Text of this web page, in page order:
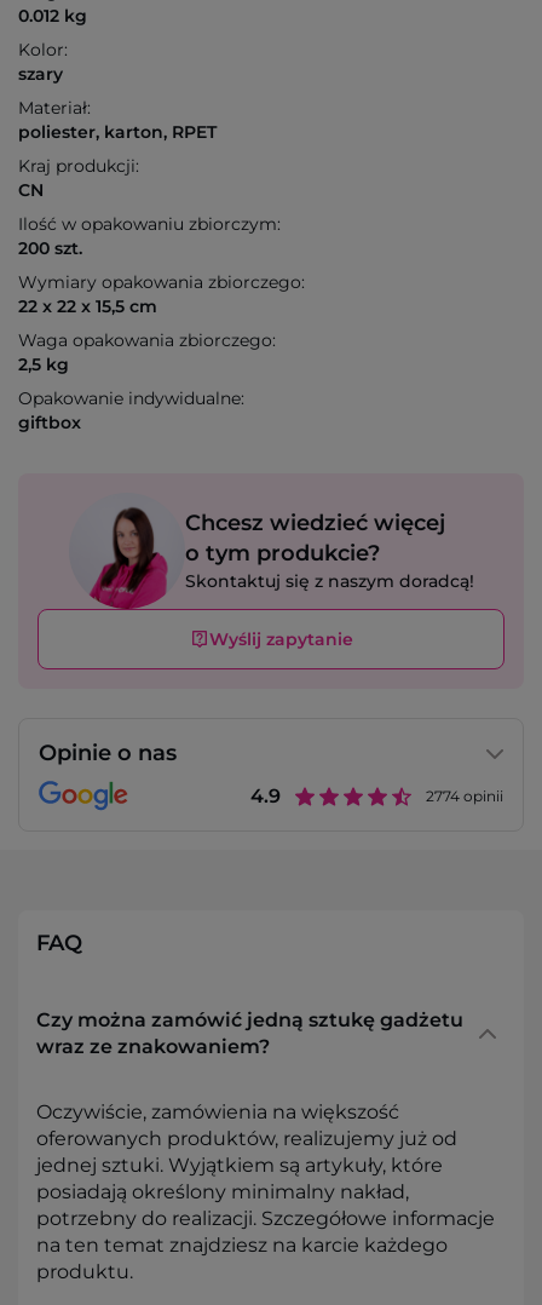
0.012 kg
Kolor:
szary
Materiał:
poliester, karton, RPET
Kraj produkcji:
CN
Ilość w opakowaniu zbiorczym:
200 szt.
Wymiary opakowania zbiorczego:
22 x 22 x 15,5 cm
Waga opakowania zbiorczego:
2,5 kg
Opakowanie indywidualne:
giftbox
Chcesz wiedzieć więcej
o tym produkcie?
Skontaktuj się z naszym doradcą!
Wyślij zapytanie
Opinie o nas
4.9 2774 opinii
FAQ
Czy można zamówić jedną sztukę gadżetu
wraz ze znakowaniem?
Oczywiście, zamówienia na większość
oferowanych produktów, realizujemy już od
jednej sztuki. Wyjątkiem są artykuły, które
posiadają określony minimalny nakład,
potrzebny do realizacji. Szczegółowe informacje
na ten temat znajdziesz na karcie każdego
produktu.